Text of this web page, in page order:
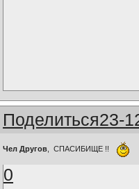
Поделиться23-
Чел Другов , СПАСИБИЩЕ !!
0